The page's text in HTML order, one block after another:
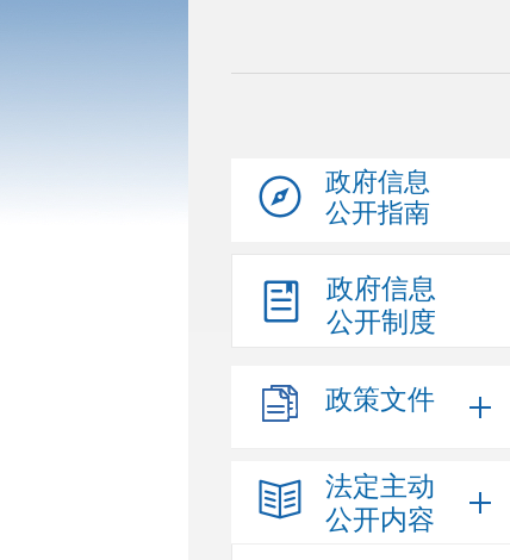
政府信息
公开指南
政府信息
公开制度
政策文件
法定主动
公开内容